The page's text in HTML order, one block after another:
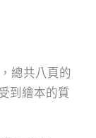
總共八頁的
到繪本的質